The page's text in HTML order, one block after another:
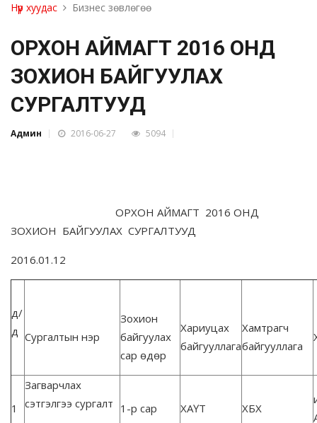
Нүүр хуудас Бизнес зөвлөгөө
ОРХОН АЙМАГТ 2016 ОНД
ЗОХИОН БАЙГУУЛАХ
СУРГАЛТУУД
Админ 2016-06-27 5094
ОРХОН АЙМАГТ 2016 ОНД
ЗОХИОН БАЙГУУЛАХ СУРГАЛТУУД
2016.01.12
д/
д Сургалтын нэр
Зохион
байгуулах
сар өдөр
Хариуцах
байгууллага
Хамтрагч
байгууллага
1
Загварчлах
сэтгэлгээ сургалт 1-р сар ХАҮТ ХБХ